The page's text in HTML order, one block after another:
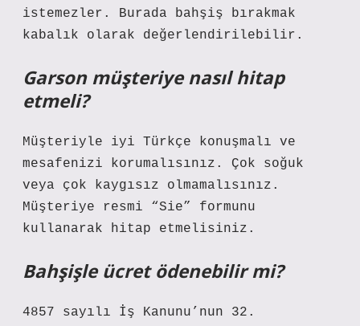
istemezler. Burada bahşiş bırakmak
kabalık olarak değerlendirilebilir.
Garson müşteriye nasıl hitap
etmeli?
Müşteriyle iyi Türkçe konuşmalı ve
mesafenizi korumalısınız. Çok soğuk
veya çok kaygısız olmamalısınız.
Müşteriye resmi “Sie” formunu
kullanarak hitap etmelisiniz.
Bahşişle ücret ödenebilir mi?
4857 sayılı İş Kanunu’nun 32.